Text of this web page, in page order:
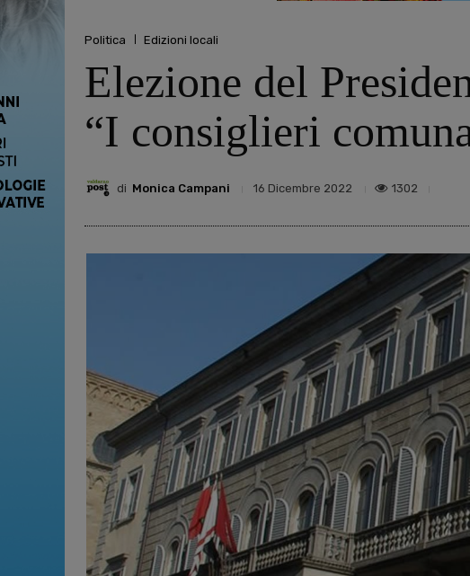
Politica Edizioni locali
Elezione del
“I consiglieri
di Monica Campani 16 Dicembre 2022 1302